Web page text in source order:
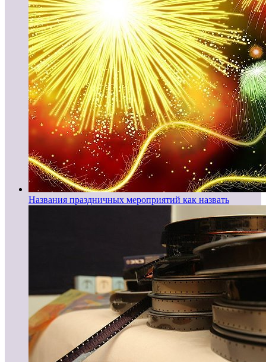
Названия праздничных мероприятий как назвать